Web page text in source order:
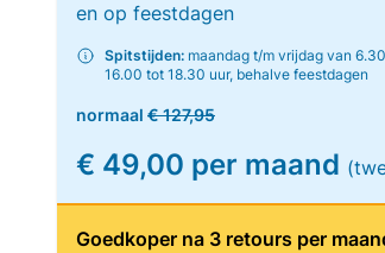
en op feestdagen
Spitstijden: maandag t/m vrijdag van
16.00 tot 18.30 uur, behalve feestdagen
normaal € 127,95
€ 49,00 per maand
Goedkoper na 3 retours per